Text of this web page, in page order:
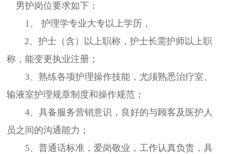
男护岗位要求如下：
1、 护理学专业大专以上学历，
2、护士（含）以上职称，护士长需护师以上职
称，能变更执业注册；
3、熟练各项护理操作技能，尤须熟悉治疗室、
输液室护理规章制度和操作规范；
4、具备服务营销意识，良好的与顾客及医护人
员之间的沟通能力；
5、普通话标准，爱岗敬业，工作认真负责，具